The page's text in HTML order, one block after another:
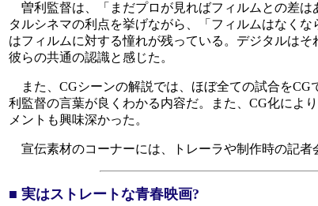
曽利監督は、「まだプロが見ればフィルムとの差は
タルシネマの利点を挙げながら、「フィルムはなく
はフィルムに対する憧れが残っている。デジタルは
彼らの共通の認識と感じた。
また、CGシーンの解説では、ほぼ全ての試合をCG
利監督の言葉が良くわかる内容だ。また、CG化によ
メントも興味深かった。
宣伝素材のコーナーには、トレーラや制作時の記者
■ 実はストレートな青春映画?